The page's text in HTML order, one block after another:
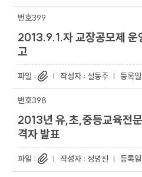
399
2013.9.1.자 교장공모제 운
고
설동주
398
2013년 유,초,중등교육전
격자 발표
정명진